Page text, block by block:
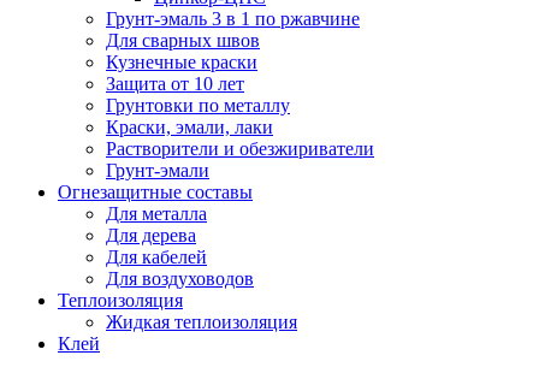
Грунт-эмаль 3 в 1 по ржавчине
Для сварных швов
Кузнечные краски
Защита от 10 лет
Грунтовки по металлу
Краски, эмали, лаки
Растворители и обезжириватели
Грунт-эмали
Огнезащитные составы
Для металла
Для дерева
Для кабелей
Для воздуховодов
Теплоизоляция
Жидкая теплоизоляция
Клей